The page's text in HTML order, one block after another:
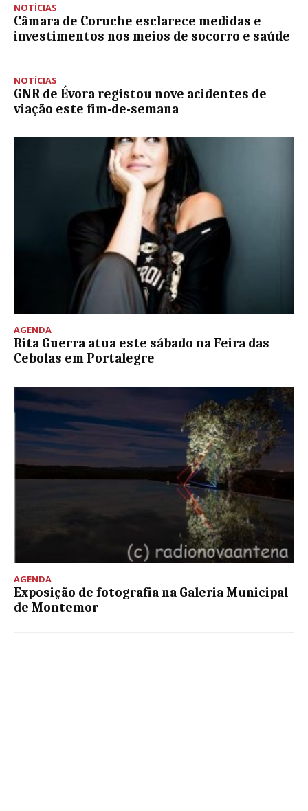
NOTÍCIAS
Câmara de Coruche esclarece medidas e
investimentos nos meios de socorro e saúde
NOTÍCIAS
GNR de Évora registou nove acidentes de
viação este fim-de-semana
AGENDA
Rita Guerra atua este sábado na Feira das
Cebolas em Portalegre
AGENDA
Exposição de fotografia na Galeria Municipal
de Montemor